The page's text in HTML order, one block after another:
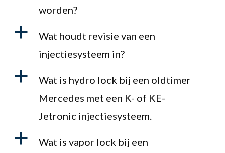
worden?
a
Wat houdt revisie van een
injectiesysteem in?
a
Wat is hydro lock bij een oldtimer
Mercedes met een K- of KE-
Jetronic injectiesysteem.
a
Wat is vapor lock bij een